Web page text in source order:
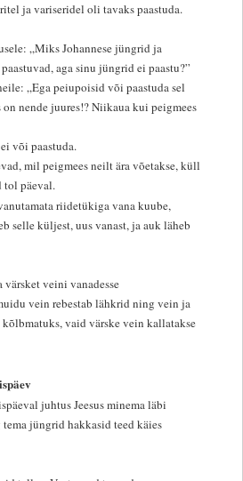
ja variseridel oli tavaks paastuda.
„Miks Johannese jüngrid ja
aga sinu jüngrid ei paastu?”
„Ega peiupoisid või paastuda sel
nende juures!? Niikaua kui peigmees
või paastuda.
mil peigmees neilt ära võetakse, küll
tol päeval.
riidetükiga vana kuube,
selle küljest, uus vanast, ja auk läheb
värsket veini vanadesse
vein rebestab lähkrid ning vein ja
vaid värske vein kallatakse
juhtus Jeesus minema läbi
jüngrid hakkasid teed käies